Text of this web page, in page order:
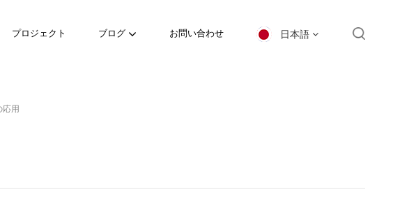
プロジェクト ブログ お問い合わせ 日本語
한국의
応用